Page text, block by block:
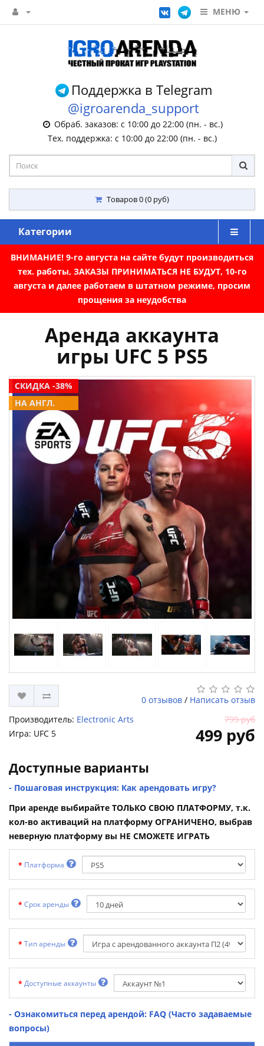
МЕНЮ
Поддержка в Telegram
@igroarenda_support
Обраб. заказов: с 10:00 до 22:00 (пн. - вс.)
Тех. поддержка: с 10:00 до 22:00 (пн. - вс.)
Товаров 0 (0 руб)
Категории
ВНИМАНИЕ! 9-го августа на сайте будут производиться
тех. работы, ЗАКАЗЫ ПРИНИМАТЬСЯ НЕ БУДУТ, 10-го
августа и далее работаем в штатном режиме, просим
прощения за неудобства
Аренда аккаунта
игры UFC 5 PS5
СКИДКА -38%
НА АНГЛ.
0 отзывов / Написать отзыв
Производитель: Electronic Arts
Игра: UFC 5
799 руб
499 руб
Доступные варианты
- Пошаговая инструкция: Как арендовать игру?
При аренде выбирайте ТОЛЬКО СВОЮ ПЛАТФОРМУ, т.к.
кол-во активаций на платформу ОГРАНИЧЕНО, выбрав
неверную платформу вы НЕ СМОЖЕТЕ ИГРАТЬ
Платформа
Срок аренды
Тип аренды
Доступные аккаунты
- Ознакомиться перед арендой: FAQ (Часто задаваемые
вопросы)